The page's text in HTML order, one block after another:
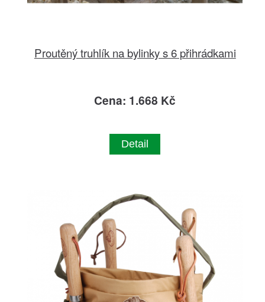
Proutěný truhlík na bylinky s 6 přihrádkami
Cena: 1.668 Kč
Detail